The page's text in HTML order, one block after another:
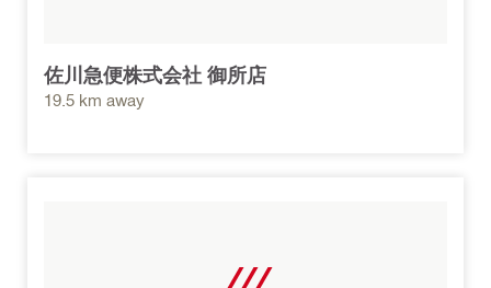
佐川急便株式会社 御所店
19.5 km away